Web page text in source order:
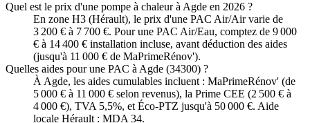
Quel est le prix d'une pompe à chaleur à Agde en 2026 ?
En zone H3 (Hérault), le prix d'une PAC Air/Air varie de
3 200 € à 7 700 €. Pour une PAC Air/Eau, comptez de 9 000
€ à 14 400 € installation incluse, avant déduction des aides
(jusqu'à 11 000 € de MaPrimeRénov').
Quelles aides pour une PAC à Agde (34300) ?
À Agde, les aides cumulables incluent : MaPrimeRénov' (de
5 000 € à 11 000 € selon revenus), la Prime CEE (2 500 € à
4 000 €), TVA 5,5%, et Éco-PTZ jusqu'à 50 000 €. Aide
locale Hérault : MDA 34.